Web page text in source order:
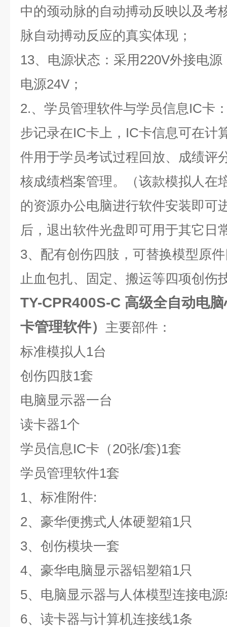
中的颈动脉的自动搏动反映以及考
脉自动搏动反应的真实体现；
13、电源状态：采用220V外接电
电源24V；
2.、学员管理软件与学员信息IC卡
步记录在IC卡上，IC卡信息可在计
件用于学员考试过程回放、成绩评
核成绩档案管理。（该款模拟人在
的资源办公电脑进行软件安装即可
后，退出软件光盘即可用于其它日
3、配有创伤四肢，可替换模型原
止血包扎、固定、搬运等四项创伤
TY-CPR400S-C 高级全自动电
卡管理软件） 主要部件：
标准模拟人1台
创伤四肢1套
电脑显示器一台
读卡器1个
学员信息IC卡（20张/套)1套
学员管理软件1套
1、标准附件:
2、豪华便携式人体硬塑箱1只
3、创伤模块一套
4、豪华电脑显示器铝塑箱1只
5、电脑显示器与人体模型连接电
6、读卡器与计算机连接线1条